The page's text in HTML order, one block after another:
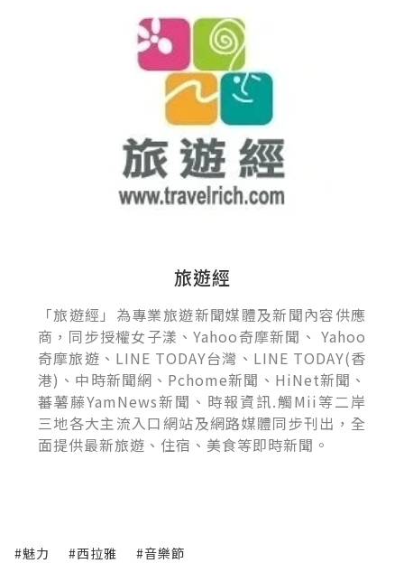
旅遊經
「旅遊經」為專業旅遊新聞媒體及新聞內容供應
商，同步授權女子漾、Yahoo奇摩新聞、 Yahoo
奇摩旅遊、LINE TODAY台灣、LINE TODAY(香
港)、中時新聞網、Pchome新聞、HiNet新聞、
蕃薯藤YamNews新聞、時報資訊.觸Mii等二岸
三地各大主流入口網站及網路媒體同步刊出，全
面提供最新旅遊、住宿、美食等即時新聞。
#魅力 #西拉雅 #音樂節